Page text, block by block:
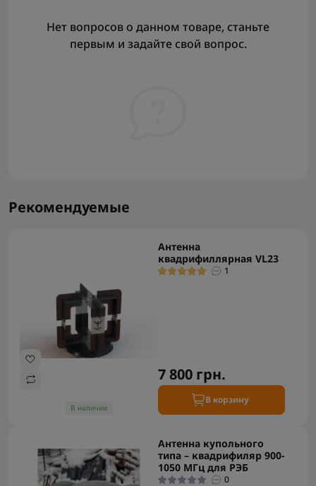
Нет вопросов о данном товаре, станьте
первым и задайте свой вопрос.
Рекомендуемые
В наличии
Антенна
квадрифиллярная VL23
1
7 800 грн.
В корзину
Антенна купольного
типа – квадрифиляр 900-
1050 МГц для РЭБ
0